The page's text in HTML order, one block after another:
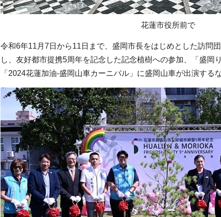
花蓮市役所前で
令和6年11月7日から11日まで、盛岡市長をはじめとした訪問
し、友好都市提携5周年を記念した記念植樹への参加、「盛岡
「2024花蓮加油-盛岡山車カーニバル」に盛岡山車が出演する